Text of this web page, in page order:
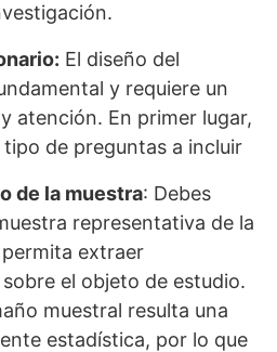
El diseño del
y requiere un
atención. En primer lugar,
de preguntas a incluir
de la muestra: Debes
representativa de la
extraer
el objeto de estudio.
muestral resulta una
estadística, por lo que